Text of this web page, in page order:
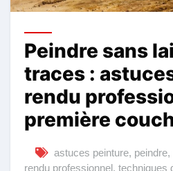
Peindre sans
traces :
rendu
première
astuces peinture, peindre,
rendu professionnel, techniques